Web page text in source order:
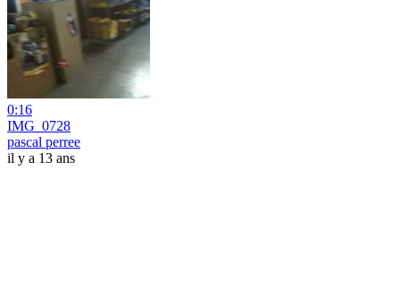
0:16
IMG_0728
pascal perree
il y a 13 ans